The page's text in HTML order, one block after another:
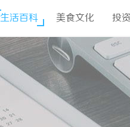
生活百科 美食文化 投